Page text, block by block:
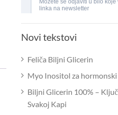
Novi tekstovi
Feliča Biljni Glicerin
Myo Inositol za hormonski
Biljni Glicerin 100% –
Svakoj Kapi